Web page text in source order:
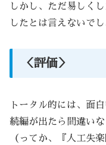
しかし、ただ易しく
したとは言えないでし
＜評価＞
トータル的には、面
続編が出たら間違いな
（ってか、『人工失